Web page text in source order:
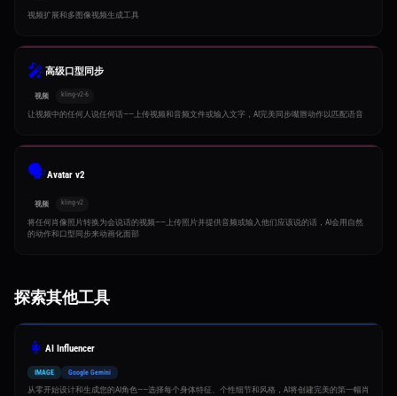
视频扩展和多图像视频生成工具
🎤高级口型同步
视频 kling-v2-6
让视频中的任何人说任何话——上传视频和音频文件或输入文字，AI完美同步嘴唇动作以匹配语音
🗣️Avatar v2
视频 kling-v2
将任何肖像照片转换为会说话的视频——上传照片并提供音频或输入他们应该说的话，AI会用自然
的动作和口型同步来动画化面部
探索其他工具
👩 AI Influencer
IMAGE Google Gemini
从零开始设计和生成您的AI角色——选择每个身体特征、个性细节和风格，AI将创建完美的第一幅肖